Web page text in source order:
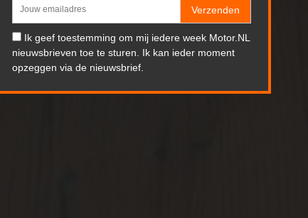
Verzenden
Ik geef toestemming om mij iedere week Motor.NL
nieuwsbrieven toe te sturen. Ik kan ieder moment
opzeggen via de nieuwsbrief.